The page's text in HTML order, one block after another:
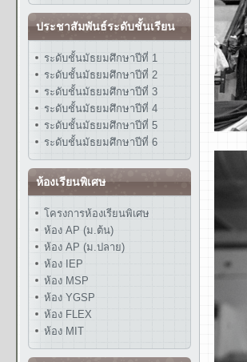
ประชาสัมพันธ์ระดับชั้นเรียน
ระดับชั้นมัธยมศึกษาปีที่ 1
ระดับชั้นมัธยมศึกษาปีที่ 2
ระดับชั้นมัธยมศึกษาปีที่ 3
ระดับชั้นมัธยมศึกษาปีที่ 4
ระดับชั้นมัธยมศึกษาปีที่ 5
ระดับชั้นมัธยมศึกษาปีที่ 6
ห้องเรียนพิเศษ
โครงการห้องเรียนพิเศษ
ห้อง AP (ม.ต้น)
ห้อง AP (ม.ปลาย)
ห้อง IEP
ห้อง MSP
ห้อง YGSP
ห้อง FLEX
ห้อง MIT